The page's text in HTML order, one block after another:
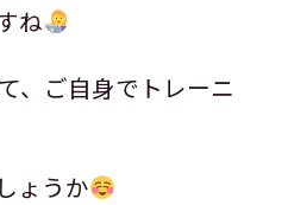
ね
、ご自身でトレーニ
ょうか